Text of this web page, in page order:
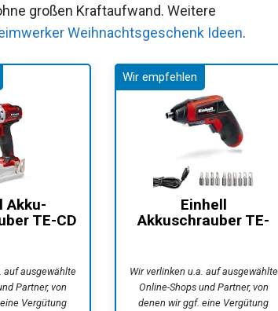
großen Kraftaufwand. Weitere
Weihnachtsgeschenk Ideen.
Akku-
TE-CD
auf ausgewählte
Partner, von
Vergütung
Einhell
Akkuschrauber TE-
Wir verlinken u.a. auf ausgewählte
Online-Shops und Partner, von
denen wir ggf. eine Vergütung